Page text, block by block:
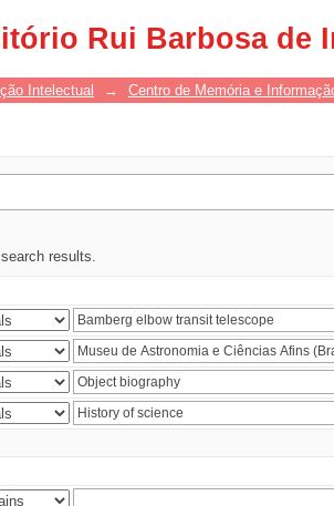
Rui Barbosa de
Intelectual → Centro de Memória e
results.